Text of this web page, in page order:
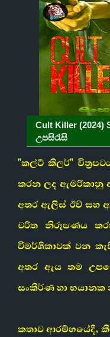
Cult Killer (2024)
උපසිරැසි
"කල්ට් කිලර්"
කරන ලද ඇමරිකානු
අතර ඇලිස් ඊව් සහ
චරිත නිරූපණය
විමර්ශිකාවක් වන
අතර ඇය තම
සංකීර්ණ හා
කතාව ආරම්භයේදී,